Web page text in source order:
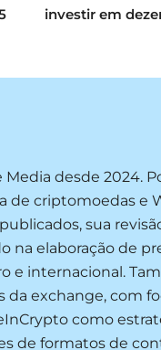
investir em
Media desde 2024.
criptomoedas e
sua
na elaboração de
e internacional.
da exchange, com
como
de formatos de